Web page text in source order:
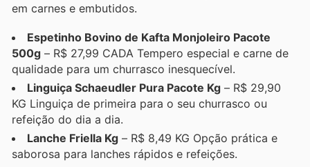
em carnes e embutidos.
Espetinho Bovino de Kafta Monjoleiro Pacote
500g – R$ 27,99 CADA Tempero especial e carne de
qualidade para um churrasco inesquecível.
Linguiça Schaeudler Pura Pacote Kg – R$ 29,90
KG Linguiça de primeira para o seu churrasco ou
refeição do dia a dia.
Lanche Friella Kg – R$ 8,49 KG Opção prática e
saborosa para lanches rápidos e refeições.